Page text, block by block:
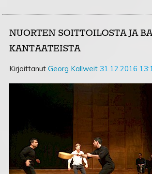
NUORTEN SOITTOILOSTA JA
KANTAATEISTA
Kirjoittanut Georg Kallweit 31.12.2016